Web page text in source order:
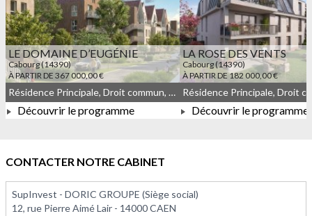
LE DOMAINE D’EUGÉNIE
Cabourg (14390)
À PARTIR DE 367 000,00 €
À PARTIR DE 367 000,00 €
Résidence Principale, Droit commun, Meublé non géré, JEANBRUN
Découvrir le programme
LA ROSE DES VENTS
Cabourg (14390)
À PARTIR DE 182 000,00 €
Découvrir le programme
CONTACTER NOTRE CABINET
SupInvest - DORIC GROUPE (Siège social)
12, rue Pierre Aimé Lair - 14000 CAEN